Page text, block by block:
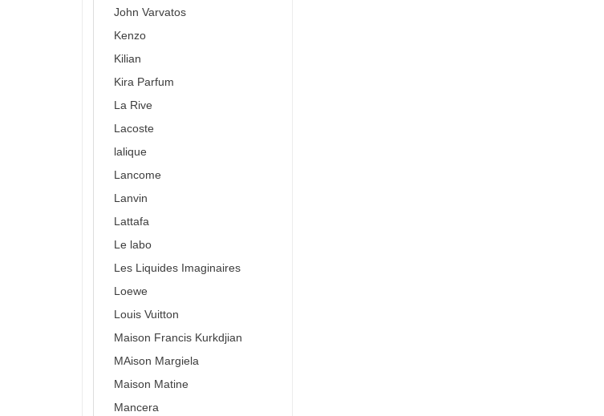
John Varvatos
Kenzo
Kilian
Kira Parfum
La Rive
Lacoste
lalique
Lancome
Lanvin
Lattafa
Le labo
Les Liquides Imaginaires
Loewe
Louis Vuitton
Maison Francis Kurkdjian
MAison Margiela
Maison Matine
Mancera